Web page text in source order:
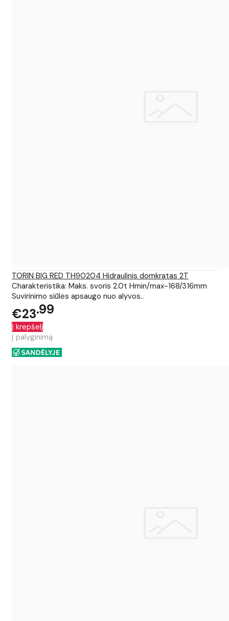
TORIN BIG RED TH90204 Hidraulinis domkratas 2T
Charakteristika: Maks. svoris 2.0t Hmin/max-168/316mm
Suvirinimo siūlės apsaugo nuo alyvos..
€23 99
Į krepšelį
Į palyginimą